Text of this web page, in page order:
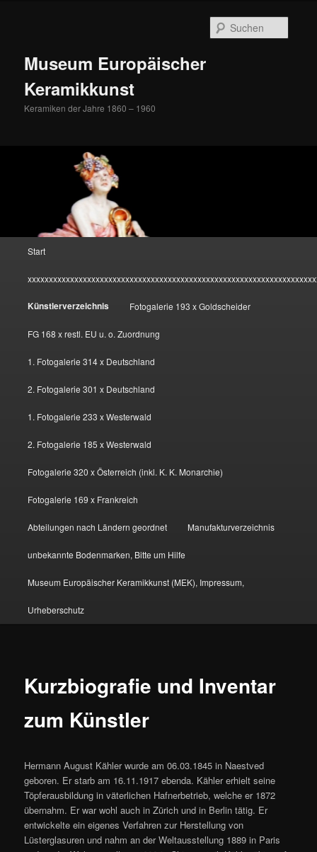
Museum Europäischer
Keramikkunst
Keramiken der Jahre 1860 – 1960
Start
Künstlerverzeichnis Fotogalerie 193 x Goldscheider
FG 168 x restl. EU u. o. Zuordnung
1. Fotogalerie 314 x Deutschland
2. Fotogalerie 301 x Deutschland
1. Fotogalerie 233 x Westerwald
2. Fotogalerie 185 x Westerwald
Fotogalerie 320 x Österreich (inkl. K. K. Monarchie)
Fotogalerie 169 x Frankreich
Abteilungen nach Ländern geordnet Manufakturverzeichnis
unbekannte Bodenmarken, Bitte um Hilfe
Museum Europäischer Keramikkunst (MEK), Impressum,
Urheberschutz
Kurzbiografie und Inventar
zum Künstler
Hermann August Kähler wurde am 06.03.1845 in Naestved
geboren. Er starb am 16.11.1917 ebenda. Kähler erhielt seine
Töpferausbildung in väterlichen Hafnerbetrieb, welche er 1872
übernahm. Er war wohl auch in Zürich und in Berlin tätig. Er
entwickelte ein eigenes Verfahren zur Herstellung von
Lüsterglasuren und nahm an der Weltausstellung 1889 in Paris